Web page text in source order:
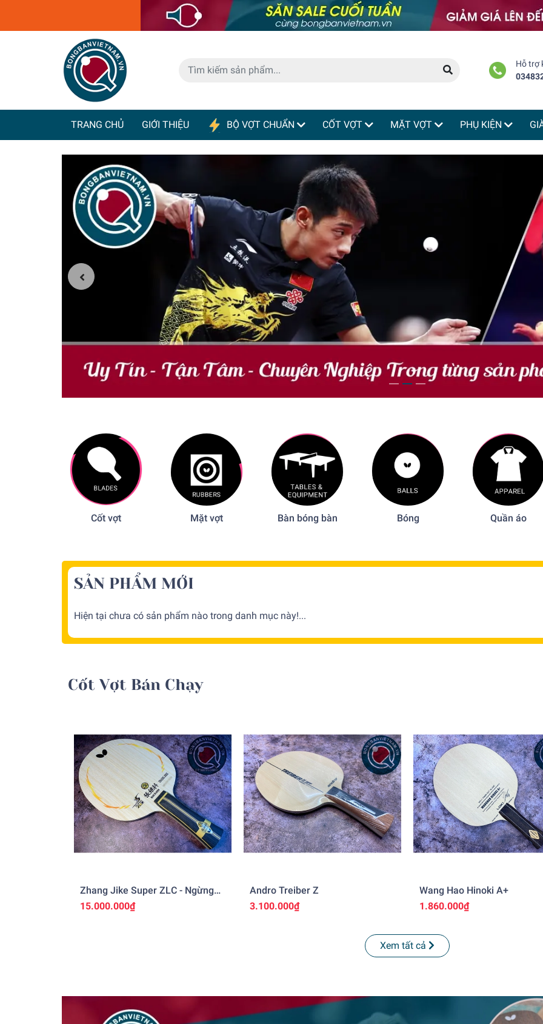
Hỗ trợ
TRANG CHỦ GIỚI THIỆU BỘ VỢT CHUẨN CỐT VỢT MẶT VỢT PHỤ KIỆN
BÀN BÓNG BÀN MÁY BẮN BÓNG
Cốt vợt Mặt vợt Bàn bóng bàn Bóng Quần áo
SẢN PHẨM MỚI
Hiện tại chưa có sản phẩm nào trong danh mục này!...
Cốt Vợt Bán Chạy
Zhang Jike Super ZLC - Ngừng
Sản Xuất
15.000.000₫
Andro Treiber Z
3.100.000₫
Wang Hao Hinoki A+
1.860.000₫
Xem tất cả